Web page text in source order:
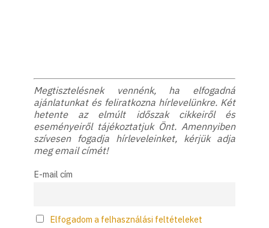
Megtisztelésnek vennénk, ha elfogadná
ajánlatunkat és feliratkozna hírlevelünkre. Két
hetente az elmúlt időszak cikkeiről és
eseményeiről tájékoztatjuk Önt. Amennyiben
szívesen fogadja hírleveleinket, kérjük adja
meg email címét!
E-mail cím
Elfogadom a felhasználási feltételeket